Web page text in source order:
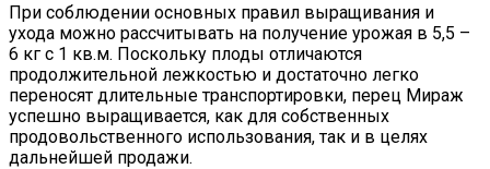
При соблюдении основных правил выращивания и
ухода можно рассчитывать на получение урожая в 5,5 –
6 кг с 1 кв.м. Поскольку плоды отличаются
продолжительной лежкостью и достаточно легко
переносят длительные транспортировки, перец Мираж
успешно выращивается, как для собственных
продовольственного использования, так и в целях
дальнейшей продажи.